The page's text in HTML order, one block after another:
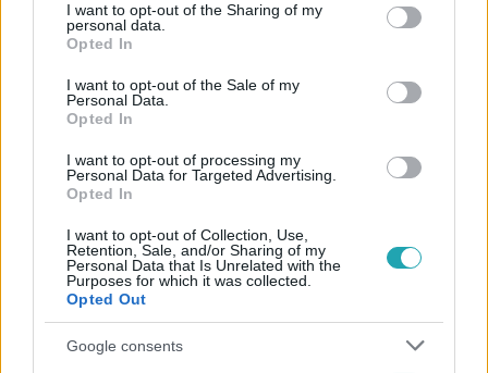
not limited to your visit or usage behaviour. You may click to
grant or deny consent to Google and its third-party tags to
use your data for below specified purposes in below Google
consent section.
I want to opt-out of the Sharing of my
personal data.
Opted In
I want to opt-out of the Sale of my
Personal Data.
Opted In
I want to opt-out of processing my
Personal Data for Targeted Advertising.
Opted In
I want to opt-out of Collection, Use,
Retention, Sale, and/or Sharing of my
Personal Data that Is Unrelated with the
Purposes for which it was collected.
Opted Out
Google consents
SZÍNES # PÉNZTÁRCABARÁT
Népszerű